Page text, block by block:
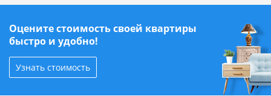
Оцените стоимость своей квартиры
быстро и удобно!
Узнать стоимость